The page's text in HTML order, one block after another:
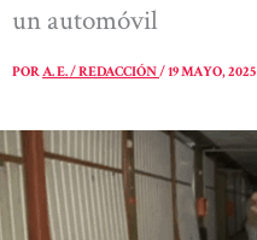
un automóvil
PORA. E. / REDACCIÓN/19 MAYO, 2025